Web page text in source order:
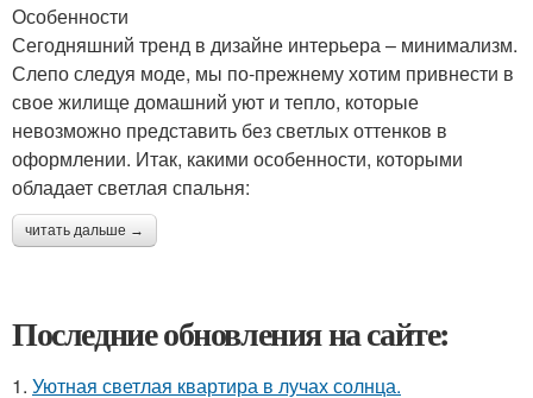
Особенности
Сегодняшний тренд в дизайне интерьера – минимализм.
Слепо следуя моде, мы по-прежнему хотим привнести в
свое жилище домашний уют и тепло, которые
невозможно представить без светлых оттенков в
оформлении. Итак, какими особенности, которыми
обладает светлая спальня:
читать дальше →
Последние обновления на сайте:
1. Уютная светлая квартира в лучах солнца.